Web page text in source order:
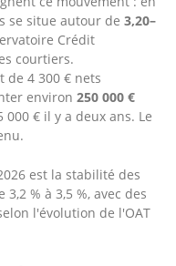
se situe autour de3,20–
Crédit
courtiers.
de 4 300 € nets
environ250 000 €
€ il y a deux ans. Le
est la stabilité des
% à 3,5 %, avec des
l'évolution de l'OAT